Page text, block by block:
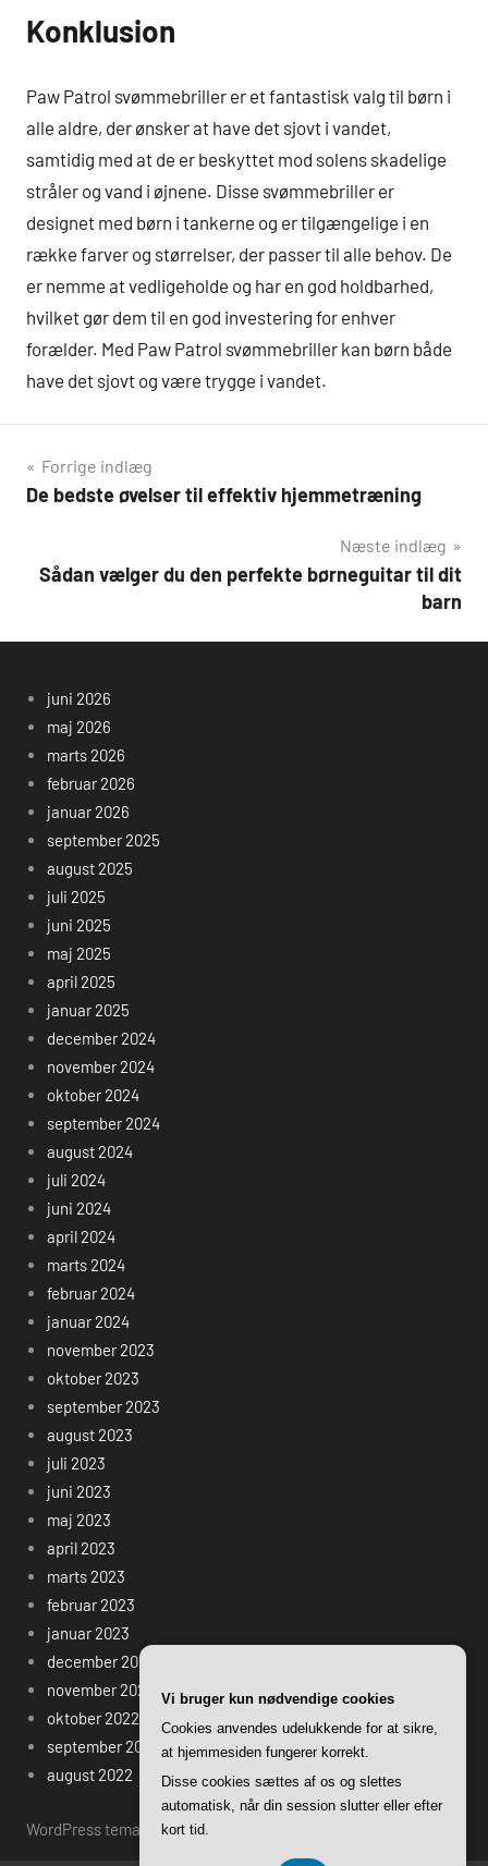
Konklusion
Paw Patrol svømmebriller er et fantastisk valg til børn i
alle aldre, der ønsker at have det sjovt i vandet,
samtidig med at de er beskyttet mod solens skadelige
stråler og vand i øjnene. Disse svømmebriller er
designet med børn i tankerne og er tilgængelige i en
række farver og størrelser, der passer til alle behov. De
er nemme at vedligeholde og har en god holdbarhed,
hvilket gør dem til en god investering for enhver
forælder. Med Paw Patrol svømmebriller kan børn både
have det sjovt og være trygge i vandet.
Indlægsnavigation
Forrige indlæg
De bedste øvelser til effektiv hjemmetræning
Næste indlæg
Sådan vælger du den perfekte børneguitar til dit
barn
juni 2026
maj 2026
marts 2026
februar 2026
januar 2026
september 2025
august 2025
juli 2025
juni 2025
maj 2025
april 2025
januar 2025
december 2024
november 2024
oktober 2024
september 2024
august 2024
juli 2024
juni 2024
april 2024
marts 2024
februar 2024
januar 2024
november 2023
oktober 2023
september 2023
august 2023
juli 2023
juni 2023
maj 2023
april 2023
marts 2023
februar 2023
januar 2023
december 2022
november 2022
oktober 2022
september 2022
august 2022
WordPress tema: Harrison by ThemeZee.
Vi bruger kun nødvendige cookies
Cookies anvendes udelukkende for at sikre,
at hjemmesiden fungerer korrekt.
Disse cookies sættes af os og slettes
automatisk, når din session slutter eller efter
kort tid.